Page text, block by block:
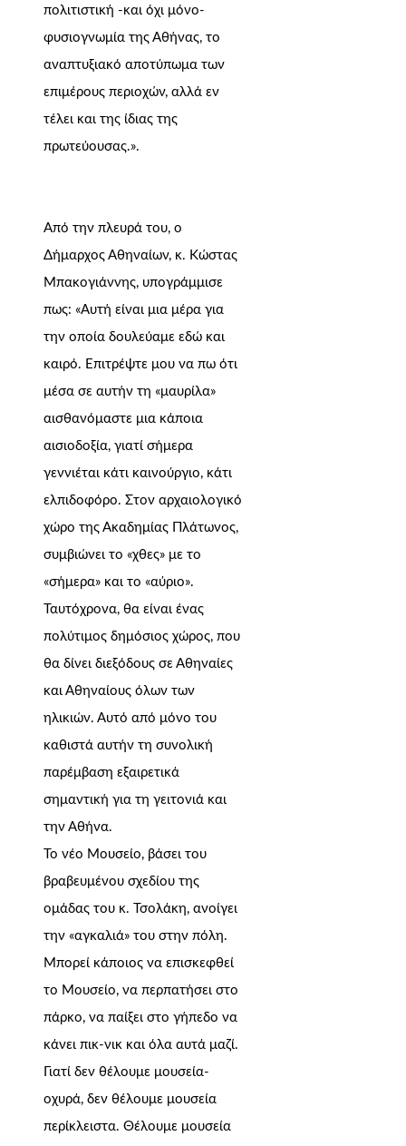
πολιτιστική -και όχι μόνο-
φυσιογνωμία της Αθήνας, το
αναπτυξιακό αποτύπωμα των
επιμέρους περιοχών, αλλά εν
τέλει και της ίδιας της
πρωτεύουσας.».
Από την πλευρά του, ο
Δήμαρχος Αθηναίων, κ. Κώστας
Μπακογιάννης, υπογράμμισε
πως: «Αυτή είναι μια μέρα για
την οποία δουλεύαμε εδώ και
καιρό. Επιτρέψτε μου να πω ότι
μέσα σε αυτήν τη «μαυρίλα»
αισθανόμαστε μια κάποια
αισιοδοξία, γιατί σήμερα
γεννιέται κάτι καινούργιο, κάτι
ελπιδοφόρο. Στον αρχαιολογικό
χώρο της Ακαδημίας Πλάτωνος,
συμβιώνει το «χθες» με το
«σήμερα» και το «αύριο».
Ταυτόχρονα, θα είναι ένας
πολύτιμος δημόσιος χώρος, που
θα δίνει διεξόδους σε Αθηναίες
και Αθηναίους όλων των
ηλικιών. Αυτό από μόνο του
καθιστά αυτήν τη συνολική
παρέμβαση εξαιρετικά
σημαντική για τη γειτονιά και
την Αθήνα.
Το νέο Μουσείο, βάσει του
βραβευμένου σχεδίου της
ομάδας του κ. Τσολάκη, ανοίγει
την «αγκαλιά» του στην πόλη.
Μπορεί κάποιος να επισκεφθεί
το Μουσείο, να περπατήσει στο
πάρκο, να παίξει στο γήπεδο να
κάνει πικ-νικ και όλα αυτά μαζί.
Γιατί δεν θέλουμε μουσεία-
οχυρά, δεν θέλουμε μουσεία
περίκλειστα. Θέλουμε μουσεία